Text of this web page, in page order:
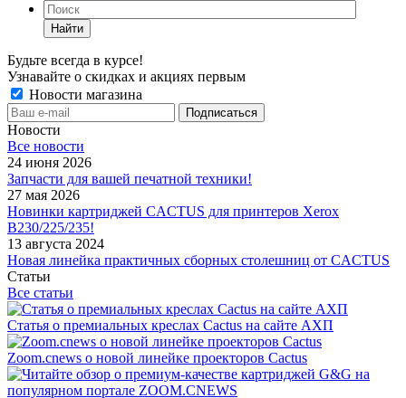
Найти
Будьте всегда в курсе!
Узнавайте о скидках и акциях первым
Новости магазина
Новости
Все новости
24 июня 2026
Запчасти для вашей печатной техники!
27 мая 2026
Новинки картриджей CACTUS для принтеров Xerox
B230/225/235!
13 августа 2024
Новая линейка практичных сборных столешниц от CACTUS
Статьи
Все статьи
Статья о премиальных креслах Cactus на сайте АХП
Zoom.cnews о новой линейке проекторов Cactus